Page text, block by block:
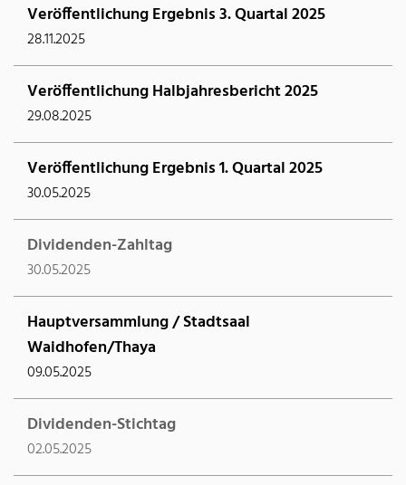
Veröffentlichung Ergebnis 3. Quartal 2025
28.11.2025
Veröffentlichung Halbjahresbericht 2025
29.08.2025
Veröffentlichung Ergebnis 1. Quartal 2025
30.05.2025
Dividenden-Zahltag
30.05.2025
Hauptversammlung / Stadtsaal
Waidhofen/Thaya
09.05.2025
Dividenden-Stichtag
02.05.2025